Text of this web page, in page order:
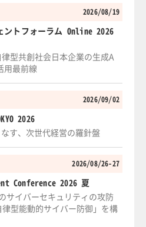
2026/08/19
ントフォーラム Online 2026
型共創社会日本企業の生成A
用最前線
2026/09/02
2026
す、次世代経営の羅針盤
2026/08/26-27
Conference 2026 夏
サイバーセキュリティの攻防
型能動的サイバー防御」を構